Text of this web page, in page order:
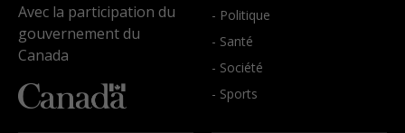
Avec la participation du
gouvernement du
Canada
- Politique
- Santé
- Société
- Sports